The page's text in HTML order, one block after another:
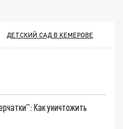
ДЕТСКИЙ САД В КЕМЕРОВЕ
Как уничтожить